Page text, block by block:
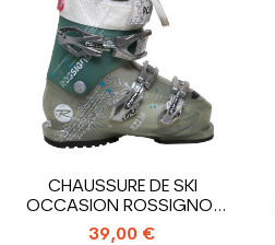
CHAUSSURE DE SKI
OCCASION ROSSIGNOL
KELIA
39,00 €